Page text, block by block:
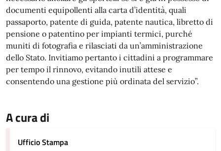
documenti equipollenti alla carta d’identità, quali
passaporto, patente di guida, patente nautica, libretto di
pensione o patentino per impianti termici, purché
muniti di fotografia e rilasciati da un’amministrazione
dello Stato. Invitiamo pertanto i cittadini a programmare
per tempo il rinnovo, evitando inutili attese e
consentendo una gestione più ordinata del servizio”.
A cura di
Ufficio Stampa